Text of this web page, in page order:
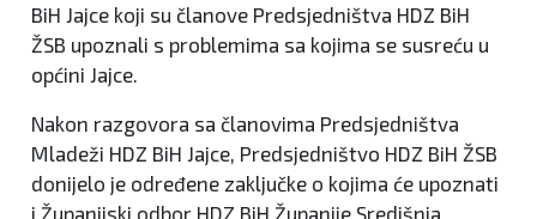
BiH Jajce koji su članove Predsjedništva HDZ BiH
ŽSB upoznali s problemima sa kojima se susreću u
općini Jajce.
Nakon razgovora sa članovima Predsjedništva
Mladeži HDZ BiH Jajce, Predsjedništvo HDZ BiH ŽSB
donijelo je određene zaključke o kojima će upoznati
i Županijski odbor HDZ BiH Županije Središnja